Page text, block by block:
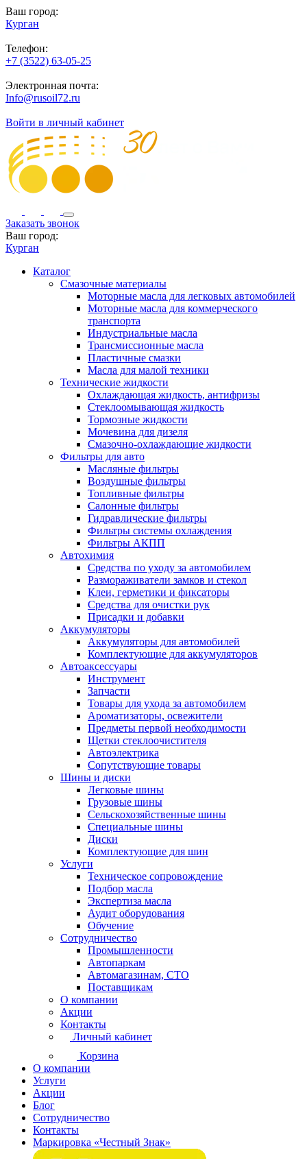
Ваш город:
Курган
Телефон:
+7 (3522) 63-05-25
Электронная почта:
Info@rusoil72.ru
Войти в личный кабинет
Заказать звонок
Ваш город:
Курган
Каталог
Смазочные материалы
Моторные масла для легковых автомобилей
Моторные масла для коммерческого
транспорта
Индустриальные масла
Трансмиссионные масла
Пластичные смазки
Масла для малой техники
Технические жидкости
Охлаждающая жидкость, антифризы
Стеклоомывающая жидкость
Тормозные жидкости
Мочевина для дизеля
Смазочно-охлаждающие жидкости
Фильтры для авто
Масляные фильтры
Воздушные фильтры
Топливные фильтры
Салонные фильтры
Гидравлические фильтры
Фильтры системы охлаждения
Фильтры АКПП
Автохимия
Средства по уходу за автомобилем
Размораживатели замков и стекол
Клеи, герметики и фиксаторы
Средства для очистки рук
Присадки и добавки
Аккумуляторы
Аккумуляторы для автомобилей
Комплектующие для аккумуляторов
Автоаксессуары
Инструмент
Запчасти
Товары для ухода за автомобилем
Ароматизаторы, освежители
Предметы первой необходимости
Щетки стеклоочистителя
Автоэлектрика
Сопутствующие товары
Шины и диски
Легковые шины
Грузовые шины
Сельскохозяйственные шины
Специальные шины
Диски
Комплектующие для шин
Услуги
Техническое сопровождение
Подбор масла
Экспертиза масла
Аудит оборудования
Обучение
Сотрудничество
Промышленности
Автопаркам
Автомагазинам, СТО
Поставщикам
О компании
Акции
Контакты
Личный кабинет
Корзина
О компании
Услуги
Акции
Блог
Сотрудничество
Контакты
Маркировка «Честный Знак»